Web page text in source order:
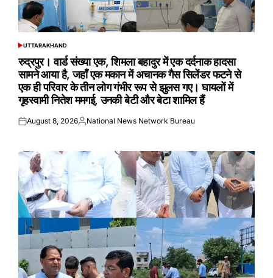
POSTED
UTTARAKHAND
रुद्रपुर। वार्ड संख्या एक, शिमला बहादुर में एक दर्दनाक हादसा
सामने आया है, जहाँ एक मकान में अचानक गैस सिलेंडर फटने से
एक ही परिवार के तीन लोग गंभीर रूप से झुलस गए। घायलों में
गृहस्वामी नितेश ममगई, उनकी बेटी और बेटा शामिल हैं
Posted
August 8, 2026Posted
National News Network Bureau